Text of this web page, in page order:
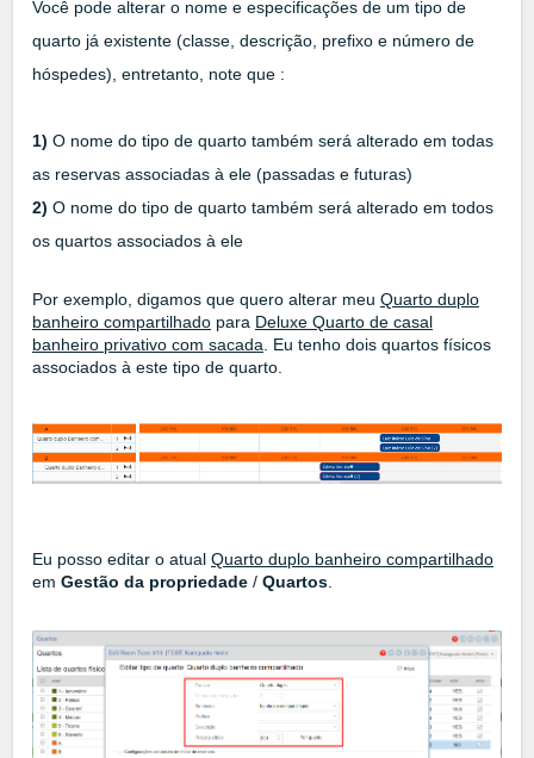
Você pode alterar o nome e especificações de um tipo de
quarto já existente (classe, descrição, prefixo e número de
hóspedes), entretanto, note que :
1) O nome do tipo de quarto também será alterado em todas
as reservas associadas à ele (passadas e futuras)
2) O nome do tipo de quarto também será alterado em todos
os quartos associados à ele
Por exemplo, digamos que quero alterar meu Quarto duplo
banheiro compartilhado para Deluxe Quarto de casal
banheiro privativo com sacada. Eu tenho dois quartos físicos
associados à este tipo de quarto.
Eu posso editar o atual Quarto duplo banheiro compartilhado
em Gestão da propriedade / Quartos